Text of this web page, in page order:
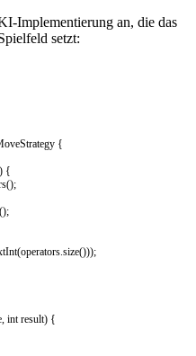
Implementierung an, die das
setzt:
{
) {
();
();
(operators size()));
int result) {